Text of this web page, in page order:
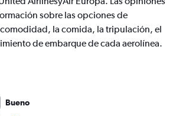
sobre las opciones de
la comida, la tripulación, el
de embarque de cada aerolínea.
Bueno